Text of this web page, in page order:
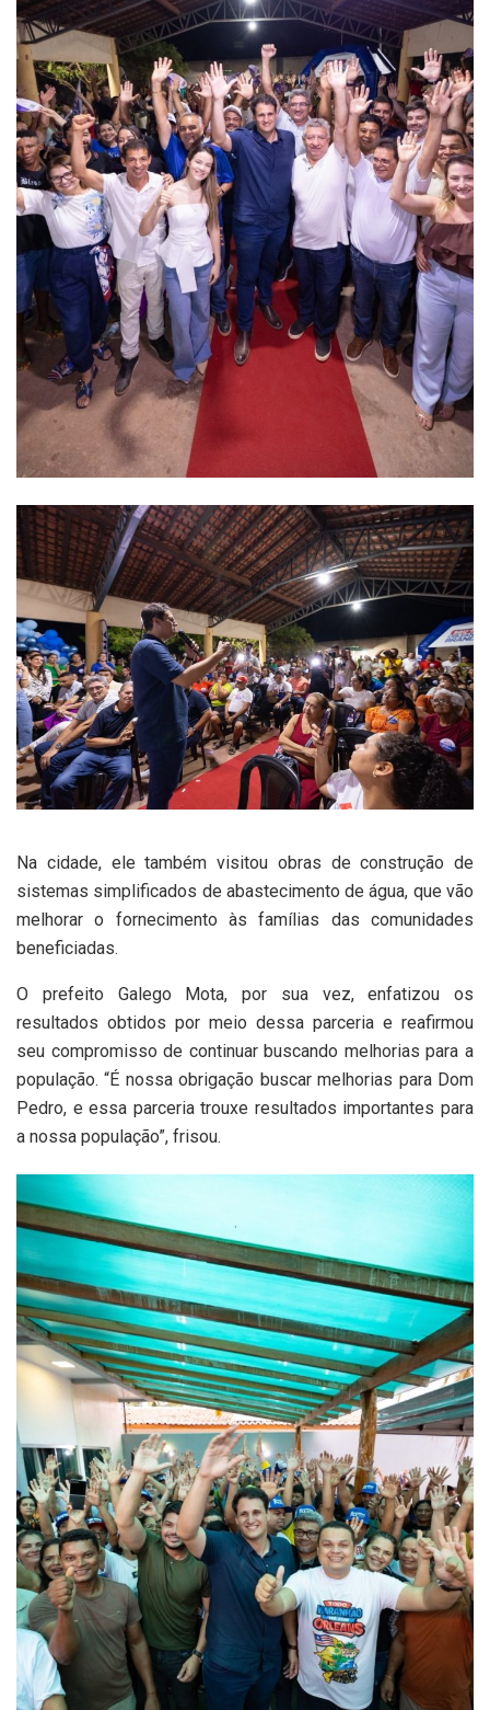
Na cidade, ele também visitou obras de construção de
sistemas simplificados de abastecimento de água, que vão
melhorar o fornecimento às famílias das comunidades
beneficiadas.
O prefeito Galego Mota, por sua vez, enfatizou os
resultados obtidos por meio dessa parceria e reafirmou
seu compromisso de continuar buscando melhorias para a
população. “É nossa obrigação buscar melhorias para Dom
Pedro, e essa parceria trouxe resultados importantes para
a nossa população”, frisou.